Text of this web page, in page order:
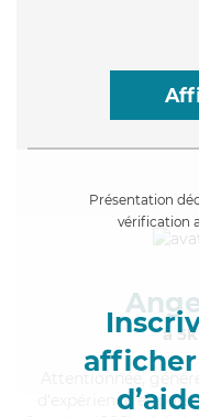
Présentation
vérification
à
,
d'expérience et